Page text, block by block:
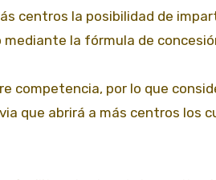
centros la posibilidad de
la fórmula de
competencia, por lo que
que abrirá a más centros los